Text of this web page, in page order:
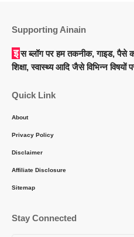
Supporting Ainain
इस ब्लॉग पर हम तकनीक, गाइड, पैसे कमाने के तरीके, कैसे बनें, तकनीक,
शिक्षा, स्वास्थ्य आदि जैसे विभिन्न
Quick Link
About
Privacy Policy
Disclaimer
Affiliate Disclosure
Sitemap
Stay Connected